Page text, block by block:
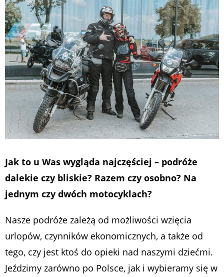
Jak to u Was wygląda najczęściej – podróże
dalekie czy bliskie? Razem czy osobno? Na
jednym czy dwóch motocyklach?
Nasze podróże zależą od możliwości wzięcia
urlopów, czynników ekonomicznych, a także od
tego, czy jest ktoś do opieki nad naszymi dziećmi.
Jeździmy zarówno po Polsce, jak i wybieramy się w